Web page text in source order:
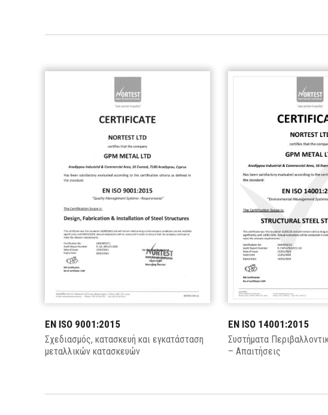
EN ISO 9001:2015
Σχεδιασμός, κατασκευή και εγκατάσταση
μεταλλικών κατασκευών
EN ISO 14001:2015
Συστήματα
– Απαιτήσεις